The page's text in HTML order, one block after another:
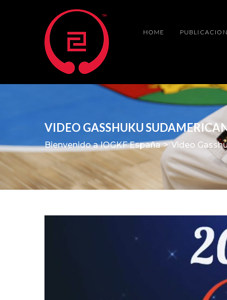
HOME
VIDEO GASSHUKU
Bienvenido a IOGKF España > Video